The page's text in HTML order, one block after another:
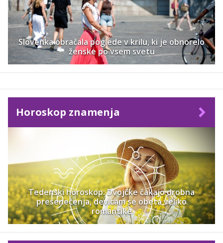
Slovenka obračala poglede v krilu, ki je obnorelo
ženske po vsem svetu
Horoskop znamenja
Tedenski horoskop: Dvojčke čakajo drobna
presenečenja, devicam se obeta veliko
romantike